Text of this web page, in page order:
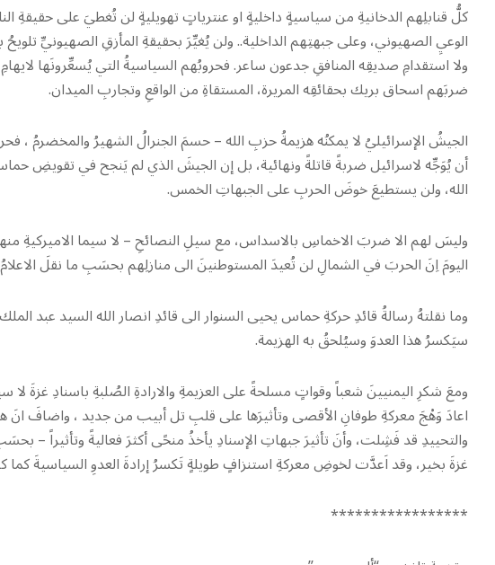
كلُّ قنابلِهم الدخانيةِ من سياسيةٍ داخليةٍ او عنترياتٍ تهويليةٍ لن تُغطيَ على حقيقةِ
الوعيِ الصهيوني، وعلى جبهتِهم الداخلية.. ولن يُغيِّرَ بحقيقةِ المأزقِ الصهيونيِّ تلويحُ
ولا استقدامِ صديقِه المنافقِ جدعون ساعر. فحروبُهم السياسيةُ التي يُسعِّرونَها
ضربَهم اسحاق بريك بحقائقِه المريرة، المستقاةِ من الواقعِ وتجاربِ الميدان.
الجيشُ الإسرائيليُ لا يمكنُه هزيمةُ حزبِ الله – حسمَ الجنرالُ الشهيرُ والمخضرمُ
أن يُوَجِّه لاسرائيل ضربةً قاتلةً ونهائية، بل إن الجيشَ الذي لم يَنجح في
الله، ولن يستطيعَ خوضَ الحربِ على الجبهاتِ الخمس.
وليسَ لهم الا ضربَ الاخماسِ بالاسداس، مع سيلِ النصائحِ – لا سيما الاميركيةِ
اليومَ اِنَ الحربَ في الشمالِ لن تُعيدَ المستوطنينَ الى منازلِهم بحسَبِ ما نقلَ
وما نقلتهُ رسالةُ قائدِ حركةِ حماس يحيى السنوار الى قائدِ انصار الله السيد عبد
سيَكسرُ هذا العدوَ وسيُلحقُ به الهزيمة.
ومعَ شكرِ اليمنيينَ شعباً وقواتٍ مسلحةً على العزيمةِ والارادةِ الصُلبةِ باسنادِ غزةَ لا
اعادَ وَهْجَ معركةِ طوفانِ الأقصى وتأثيرَها على قلبِ تل أبيب من جديد ، واضافَ انَ
والتحييدِ قد فَشِلت، وأنَ تأثيرَ جبهاتِ الإسنادِ يأخذُ منحًى أكثرَ فعاليةً وتأثيراً –
غزةَ بخير، وقد اَعدَّت لخوضِ معركةِ استنزافٍ طويلةٍ تَكسرُ إرادةَ العدوِ السياسيةَ كما
*****************